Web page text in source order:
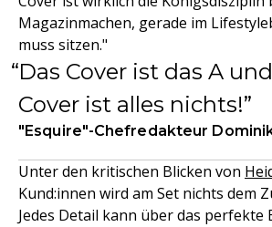
Magazinmachen, gerade im
muss sitzen."
Das Cover ist das A
Cover ist alles nichts!
"Esquire"-Chefredakteur
Unter den kritischen Blicken von
Kund:innen wird am Set nichts dem
Jedes Detail kann über das perfekte